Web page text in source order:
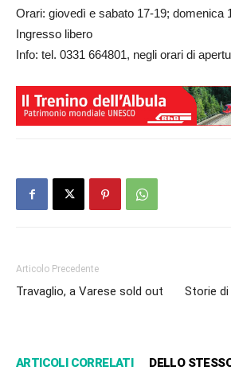
Orari: giovedì e sabato 17-19; domenica
Ingresso libero
Info: tel. 0331 664801, negli orari di
Articolo Precedente
Travaglio, a Varese sold out
Storie di
ARTICOLI CORRELATI DELLO